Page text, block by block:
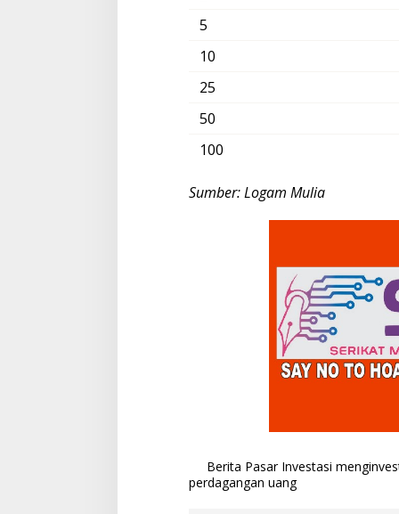
5
10
25
50
100
Sumber: Logam Mulia
Berita Pasar Investasi
perdagangan uang